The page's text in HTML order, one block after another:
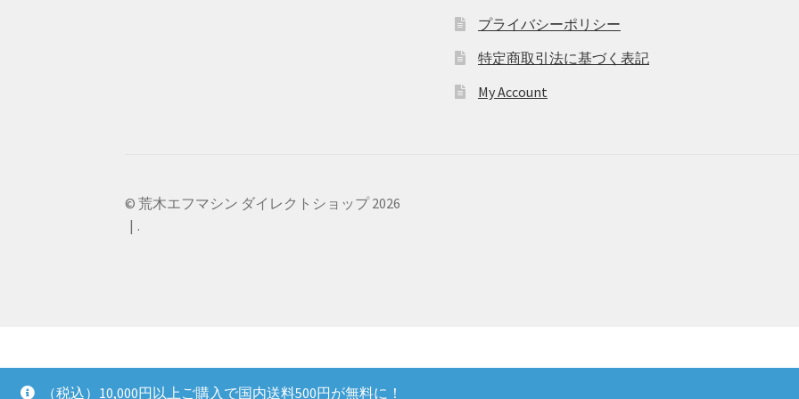
プライバシーポリシー
特定商取引法に基づく表記
My Account
© 荒木エフマシン ダイレクトショップ 2026
.
（税込）10,000円以上ご購入で国内送料500円が無料に！